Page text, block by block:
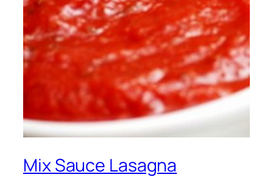
Mix Sauce Lasagna